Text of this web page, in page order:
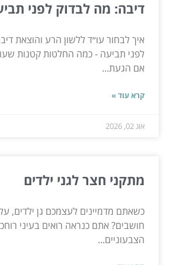
דיבה: מה לבדוק לפני
איך לבחור עו״ד ללשון הרע והוצאת
לפני תביעה - כמה החלטות קטנות
אם הגעת...
קרא עוד »
אוג 02, 2026
מתקני חצר לגני ילדים
כשאתם מדמיינים לעצמכם גן ילדים,
חושבים? אתם כנראה רואים בעיני
הצבעוניים...